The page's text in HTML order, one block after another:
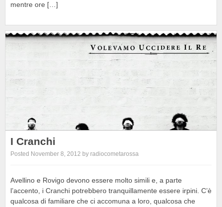
mentre ore […]
I Cranchi
Posted November 8, 2012 by radiocometarossa
Avellino e Rovigo devono essere molto simili e, a parte
l’accento, i Cranchi potrebbero tranquillamente essere irpini. C’è
qualcosa di familiare che ci accomuna a loro, qualcosa che